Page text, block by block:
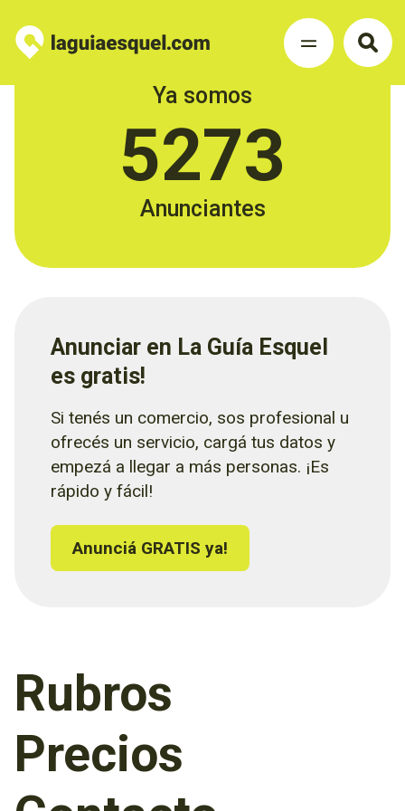
Ya somos
5273
Anunciantes
Anunciar en La Guía Esquel
es gratis!
Si tenés un comercio, sos profesional u
ofrecés un servicio, cargá tus datos y
empezá a llegar a más personas. ¡Es
rápido y fácil!
Anunciá GRATIS ya!
Rubros
Precios